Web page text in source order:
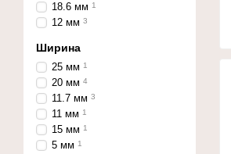
18.6 мм 1
12 мм 3
Ширина
25 мм 1
20 мм 4
11.7 мм 3
11 мм 1
15 мм 1
5 мм 1